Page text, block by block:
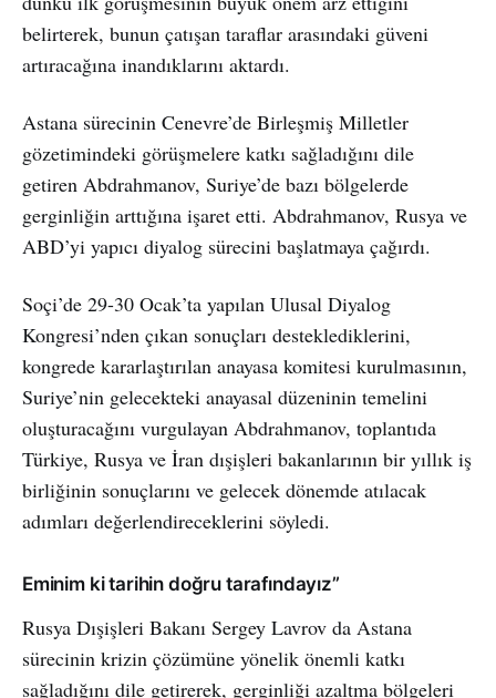
belirterek, bunun çatışan taraflar arasındaki güveni
artıracağına inandıklarını aktardı.
Astana sürecinin Cenevre’de Birleşmiş Milletler
gözetimindeki görüşmelere katkı sağladığını dile
getiren Abdrahmanov, Suriye’de bazı bölgelerde
gerginliğin arttığına işaret etti. Abdrahmanov, Rusya ve
ABD’yi yapıcı diyalog sürecini başlatmaya çağırdı.
Soçi’de 29-30 Ocak’ta yapılan Ulusal Diyalog
Kongresi’nden çıkan sonuçları desteklediklerini,
kongrede kararlaştırılan anayasa komitesi kurulmasının,
Suriye’nin gelecekteki anayasal düzeninin temelini
oluşturacağını vurgulayan Abdrahmanov, toplantıda
Türkiye, Rusya ve İran dışişleri bakanlarının bir yıllık iş
birliğinin sonuçlarını ve gelecek dönemde atılacak
adımları değerlendireceklerini söyledi.
Eminim ki tarihin doğru tarafındayız”
Rusya Dışişleri Bakanı Sergey Lavrov da Astana
sürecinin krizin çözümüne yönelik önemli katkı
sağladığını dile getirerek, gerginliği azaltma bölgeleri